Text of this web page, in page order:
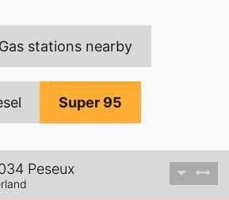
Gas stations nearby
Super 95
Peseux